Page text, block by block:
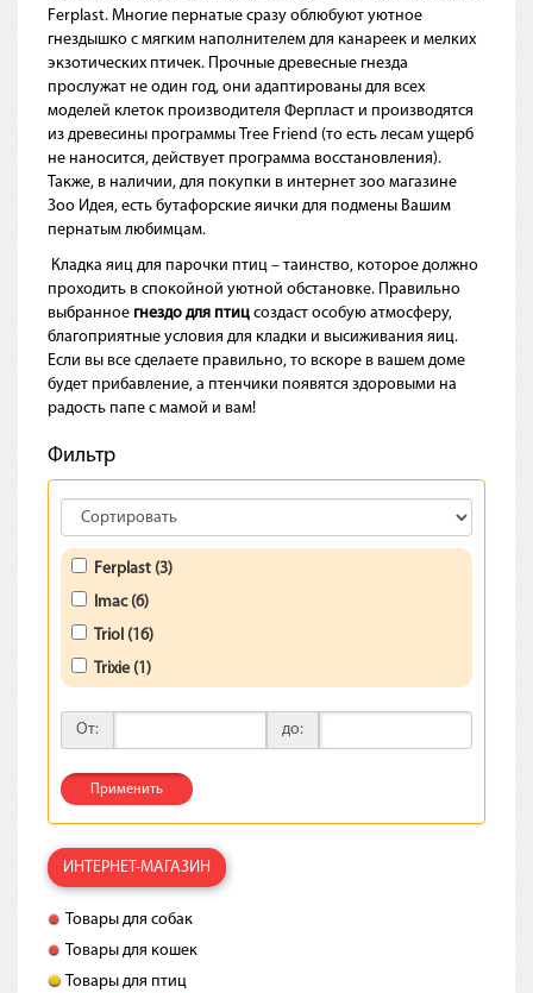
Ferplast. Многие пернатые сразу облюбуют уютное
гнездышко с мягким наполнителем для канареек и мелких
экзотических птичек. Прочные древесные гнезда
прослужат не один год, они адаптированы для всех
моделей клеток производителя Ферпласт и производятся
из древесины программы Tree Friend (то есть лесам ущерб
не наносится, действует программа восстановления).
Также, в наличии, для покупки в интернет зоо магазине
Зоо Идея, есть бутафорские яички для подмены Вашим
пернатым любимцам.
Кладка яиц для парочки птиц – таинство, которое должно
проходить в спокойной уютной обстановке. Правильно
выбранное гнездо для птиц создаст особую атмосферу,
благоприятные условия для кладки и высиживания яиц.
Если вы все сделаете правильно, то вскоре в вашем доме
будет прибавление, а птенчики появятся здоровыми на
радость папе с мамой и вам!
Фильтр
Ferplast (3)
Imac (6)
Triol (16)
Trixie (1)
От: до:
Применить
ИНТЕРНЕТ-МАГАЗИН
Товары для собак
Товары для кошек
Товары для птиц